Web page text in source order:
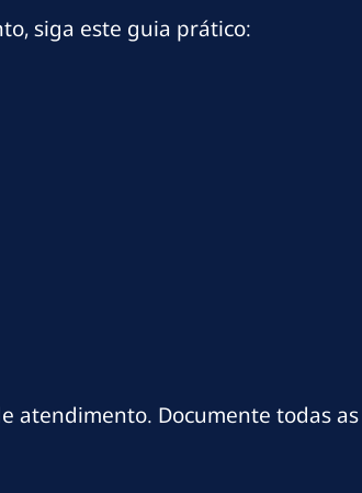
siga este guia prático:
atendimento. Documente todas as